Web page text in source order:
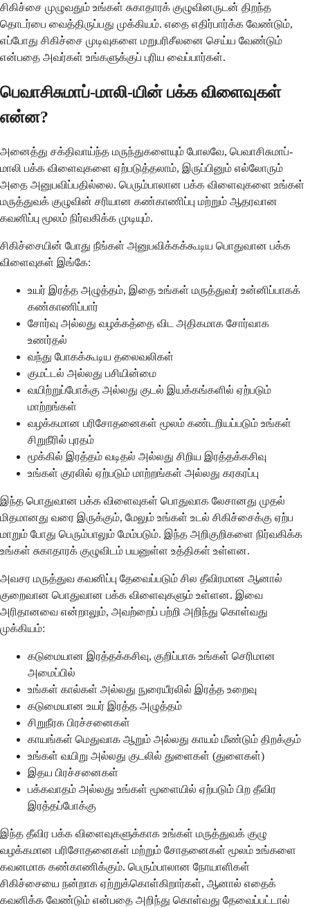
சிகிச்சை முழுவதும் உங்கள் சுகாதாரக் குழுவினருடன் திறந்த
தொடர்பை வைத்திருப்பது முக்கியம். எதை எதிர்பார்க்க வேண்டும்,
எப்போது சிகிச்சை முடிவுகளை மறுபரிசீலனை செய்ய வேண்டும்
என்பதை அவர்கள் உங்களுக்குப் புரிய வைப்பார்கள்.
பெவாசிசுமாப்-மாலி-யின் பக்க விளைவுகள்
என்ன?
அனைத்து சக்திவாய்ந்த மருந்துகளையும் போலவே, பெவாசிசுமாப்-
மாலி பக்க விளைவுகளை ஏற்படுத்தலாம், இருப்பினும் எல்லோரும்
அதை அனுபவிப்பதில்லை. பெரும்பாலான பக்க விளைவுகளை உங்கள்
மருத்துவக் குழுவின் சரியான கண்காணிப்பு மற்றும் ஆதரவான
கவனிப்பு மூலம் நிர்வகிக்க முடியும்.
சிகிச்சையின் போது நீங்கள் அனுபவிக்கக்கூடிய பொதுவான பக்க
விளைவுகள் இங்கே:
உயர் இரத்த அழுத்தம், இதை உங்கள் மருத்துவர் உன்னிப்பாகக்
கண்காணிப்பார்
சோர்வு அல்லது வழக்கத்தை விட அதிகமாக சோர்வாக
உணர்தல்
வந்து போகக்கூடிய தலைவலிகள்
குமட்டல் அல்லது பசியின்மை
வயிற்றுப்போக்கு அல்லது குடல் இயக்கங்களில் ஏற்படும்
மாற்றங்கள்
வழக்கமான பரிசோதனைகள் மூலம் கண்டறியப்படும் உங்கள்
சிறுநீரில் புரதம்
மூக்கில் இரத்தம் வடிதல் அல்லது சிறிய இரத்தக்கசிவு
உங்கள் குரலில் ஏற்படும் மாற்றங்கள் அல்லது கரகரப்பு
இந்த பொதுவான பக்க விளைவுகள் பொதுவாக லேசானது முதல்
மிதமானது வரை இருக்கும், மேலும் உங்கள் உடல் சிகிச்சைக்கு ஏற்ப
மாறும் போது பெரும்பாலும் மேம்படும். இந்த அறிகுறிகளை நிர்வகிக்க
உங்கள் சுகாதாரக் குழுவிடம் பயனுள்ள உத்திகள் உள்ளன.
அவசர மருத்துவ கவனிப்பு தேவைப்படும் சில தீவிரமான ஆனால்
குறைவான பொதுவான பக்க விளைவுகளும் உள்ளன. இவை
அரிதானவை என்றாலும், அவற்றைப் பற்றி அறிந்து கொள்வது
முக்கியம்:
கடுமையான இரத்தக்கசிவு, குறிப்பாக உங்கள் செரிமான
அமைப்பில்
உங்கள் கால்கள் அல்லது நுரையீரலில் இரத்த உறைவு
கடுமையான உயர் இரத்த அழுத்தம்
சிறுநீரக பிரச்சனைகள்
காயங்கள் மெதுவாக ஆறும் அல்லது காயம் மீண்டும் திறக்கும்
உங்கள் வயிறு அல்லது குடலில் துளைகள் (துளைகள்)
இதய பிரச்சனைகள்
பக்கவாதம் அல்லது உங்கள் மூளையில் ஏற்படும் பிற தீவிர
இரத்தப்போக்கு
இந்த தீவிர பக்க விளைவுகளுக்காக உங்கள் மருத்துவக் குழு
வழக்கமான பரிசோதனைகள் மற்றும் சோதனைகள் மூலம் உங்களை
கவனமாக கண்காணிக்கும். பெரும்பாலான நோயாளிகள்
சிகிச்சையை நன்றாக ஏற்றுக்கொள்கிறார்கள், ஆனால் எதைக்
கவனிக்க வேண்டும் என்பதை அறிந்து கொள்வது தேவைப்பட்டால்